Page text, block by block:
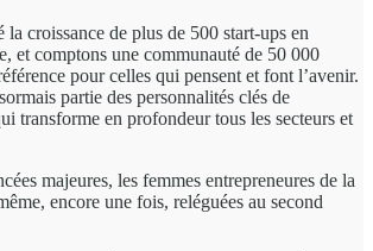
la croissance de plus de 500 start-ups en
et comptons une communauté de 50 000
pour celles qui pensent et font l’avenir.
partie des personnalités clés de
transforme en profondeur tous les secteurs et
majeures, les femmes entrepreneures de la
encore une fois, reléguées au second